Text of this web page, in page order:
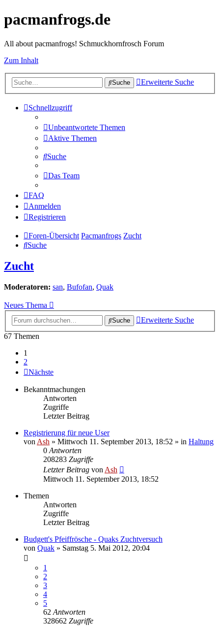
pacmanfrogs.de
All about pacmanfrogs! Schmuckhornfrosch Forum
Zum Inhalt
Suche Erweiterte Suche
Schnellzugriff
Unbeantwortete Themen
Aktive Themen
Suche
Das Team
FAQ
Anmelden
Registrieren
Foren-Übersicht Pacmanfrogs Zucht
Suche
Zucht
Moderatoren: san, Bufofan, Quak
Neues Thema
Suche
Erweiterte Suche
67 Themen
1
2
Nächste
Bekanntmachungen
Antworten
Zugriffe
Letzter Beitrag
Registrierung für neue User
von Ash » Mittwoch 11. September 2013, 18:52 » in Haltung
0 Antworten
208283 Zugriffe
Letzter Beitrag von Ash
Mittwoch 11. September 2013, 18:52
Themen
Antworten
Zugriffe
Letzter Beitrag
Budgett's Pfeiffrösche - Quaks Zuchtversuch
von Quak » Samstag 5. Mai 2012, 20:04
1
2
3
4
5
62 Antworten
328662 Zugriffe